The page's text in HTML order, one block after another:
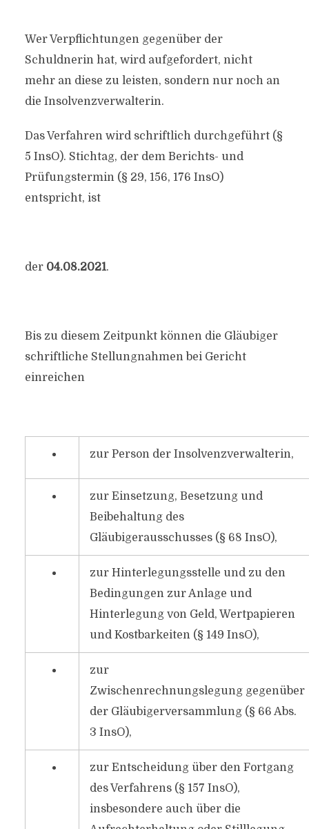
Wer Verpflichtungen gegenüber der
Schuldnerin hat, wird aufgefordert, nicht
mehr an diese zu leisten, sondern nur noch an
die Insolvenzverwalterin.
Das Verfahren wird schriftlich durchgeführt (§
5 InsO). Stichtag, der dem Berichts- und
Prüfungstermin (§ 29, 156, 176 InsO)
entspricht, ist
der 04.08.2021.
Bis zu diesem Zeitpunkt können die Gläubiger
schriftliche Stellungnahmen bei Gericht
einreichen
zur Person der Insolvenzverwalterin,
zur Einsetzung, Besetzung und
Beibehaltung des
Gläubigerausschusses (§ 68 InsO),
zur Hinterlegungsstelle und zu den
Bedingungen zur Anlage und
Hinterlegung von Geld, Wertpapieren
und Kostbarkeiten (§ 149 InsO),
zur
Zwischenrechnungslegung gegenüber
der Gläubigerversammlung (§ 66 Abs.
3 InsO),
zur Entscheidung über den Fortgang
des Verfahrens (§ 157 InsO),
insbesondere auch über die